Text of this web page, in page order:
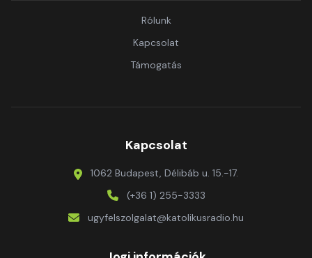
Rólunk
Kapcsolat
Támogatás
Kapcsolat
1062 Budapest, Délibáb u. 15.-17.
(+36 1) 255-3333
ugyfelszolgalat@katolikusradio.hu